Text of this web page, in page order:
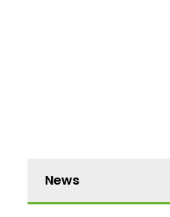
News